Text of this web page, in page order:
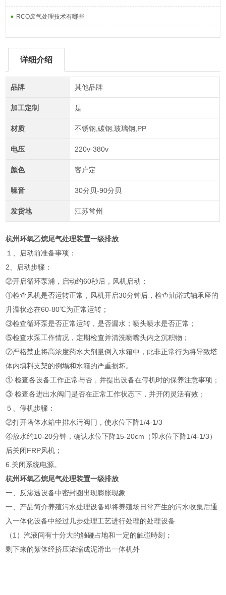
RCO废气处理技术有哪些
详细介绍
品牌 其他品牌
加工定制 是
材质 不锈钢,碳钢,玻璃钢,PP
电压 220v-380v
颜色 客户定
噪音 30分贝-90分贝
发货地 江苏常州
杭州环氧乙烷尾气处理装置一级排放
１、启动前准备事项：
2、启动步骤：
②开启循环泵浦，启动约60秒后，风机启动；
①检查风机是否运转正常，风机开启30分钟后，检查油浴式轴承座的
升温状态在60-80℃为正常运转；
③检查循环泵是否正常运转，是否漏水；喷头喷水是否正常；
⑤检查水泵工作情况，定期检查并清洗喷嘴头内之沉积物；
⑦严格禁止将高浓度药水大剂量倒入水箱中，此非正常行为将导致塔
体内填料支架的倒塌和水箱的严重损坏。
① 检查各设备工作正常与否，并提出设备在停机时的保养注意事项；
③ 检查各进出水阀门是否在正常工作状态下，并开闭灵活有效；
５、停机步骤：
②打开塔体水箱中排水污阀门，使水位下降1/4-1/3
④放水约10-20分钟，确认水位下降15-20cm（即水位下降1/4-1/3）
后关闭FRP风机；
6.关闭系统电源。
杭州环氧乙烷尾气处理装置一级排放
一、反渗透设备中密封圈出现膨胀现象
一、产品简介养殖污水处理设备即将养殖场日常产生的污水收集后通
入一体化设备中经过几步处理工艺进行处理的处理设备
（1）汽液间有十分大的触碰占地和一定的触碰時刻；
剩下来的絮体经挤压浓缩成泥滑出一体机外